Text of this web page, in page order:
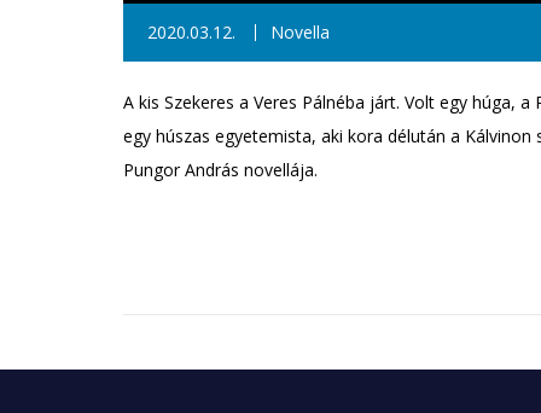
2020.03.12. Novella
A kis Szekeres a Veres Pálnéba járt. Volt egy húga,
egy húszas egyetemista, aki kora délután a
Pungor András novellája.